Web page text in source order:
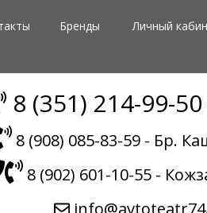
Бренды Личный
8 (351) 214-99-
8 (908) 085-83-59 - Бр.
8 (902) 601-10-55 -